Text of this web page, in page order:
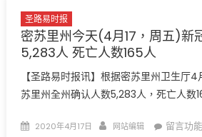
圣路易时报
密苏里州今天(4月17，周五)新
5,283人 死亡人数165人
【圣路易时报讯】根据密苏里州卫生厅
苏里州全州确认人数5,283人，死亡人数
Posted
2020年4月17日 Author
网站编辑
在
留言功